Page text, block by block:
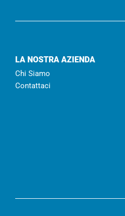
LA NOSTRA AZIENDA
Chi Siamo
Contattaci